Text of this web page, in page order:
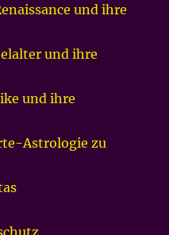
und ihre
und ihre
und ihre
Astrologie zu